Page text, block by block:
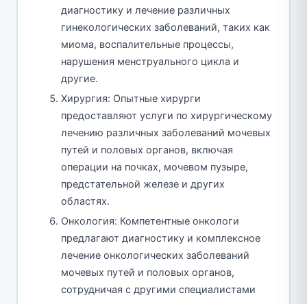
диагностику и лечение различных
гинекологических заболеваний, таких как
миома, воспалительные процессы,
нарушения менструального цикла и
другие.
Хирургия: Опытные хирурги
предоставляют услуги по хирургическому
лечению различных заболеваний мочевых
путей и половых органов, включая
операции на почках, мочевом пузыре,
предстательной железе и других
областях.
Онкология: Компетентные онкологи
предлагают диагностику и комплексное
лечение онкологических заболеваний
мочевых путей и половых органов,
сотрудничая с другими специалистами